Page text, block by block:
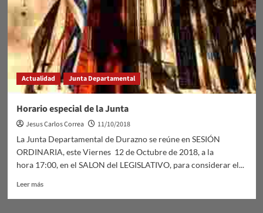
Actualidad Junta Departamental
Horario especial de la Junta
Jesus Carlos Correa
11/10/2018
La Junta Departamental de Durazno se reúne en SESIÓN
ORDINARIA, este Viernes 12 de Octubre de 2018, a la
hora 17:00, en el SALON del LEGISLATIVO, para considerar el...
Leer másLeer